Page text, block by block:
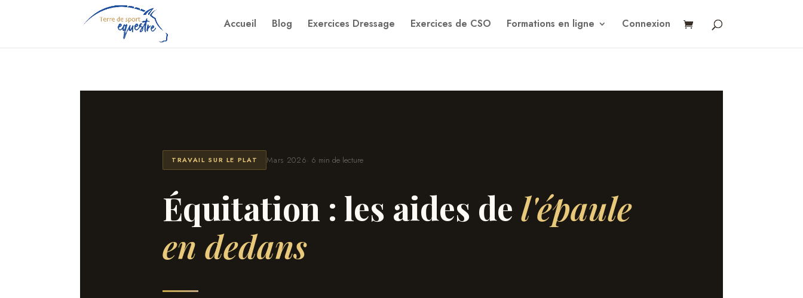
Accueil Blog Exercices Dressage Exercices de CSO Formations en ligne Connexion
TRAVAIL SUR LE PLAT Mars 2026· 6 min de lecture
Équitation : les aides de l'épaule
en dedans